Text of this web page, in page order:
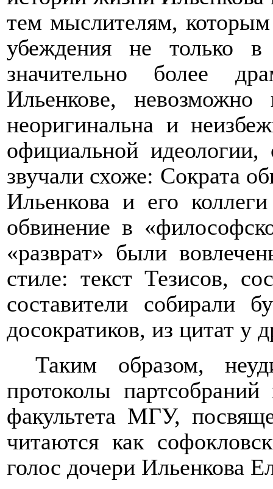
тем мыслителям,
убеждения не только
значительно более
Ильенкове,
неоригинальна и
официальной
звучали схоже: Сократа
Ильенкова и его
обвинение в
«разврат» были
стиле: текст Тезисов,
составители собирали
досократиков, из цитат у
Таким образом,
протоколы
факультета МГУ,
читаются как
голос дочери Ильенкова